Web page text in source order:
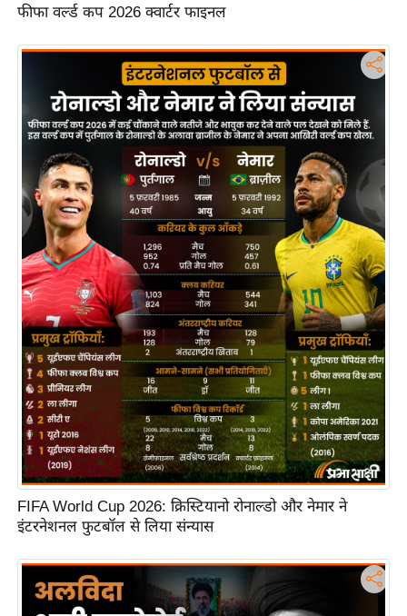
फीफा वर्ल्ड कप 2026 क्वार्टर फाइनल
FIFA World Cup 2026: क्रिस्टियानो रोनाल्डो और नेमार ने
इंटरनेशनल फुटबॉल से लिया संन्यास